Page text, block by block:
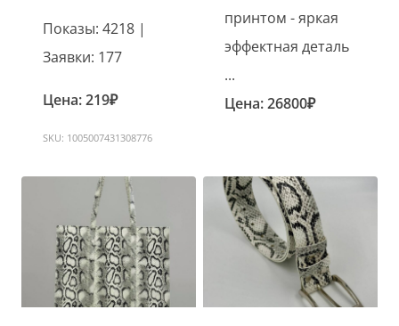
Показы: 4218 |
Заявки: 177
Цена:219₽
SKU: 1005007431308776
принтом - яркая
эффектная деталь
...
Цена:26800₽